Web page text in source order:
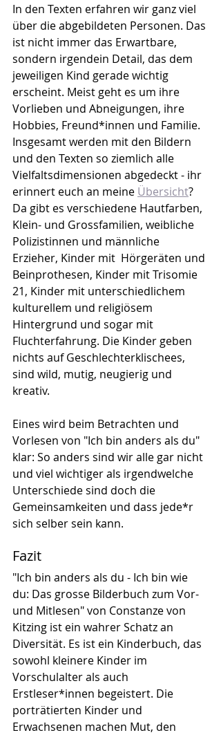
In den Texten erfahren wir ganz viel
über die abgebildeten Personen. Das
ist nicht immer das Erwartbare,
sondern irgendein Detail, das dem
jeweiligen Kind gerade wichtig
erscheint. Meist geht es um ihre
Vorlieben und Abneigungen, ihre
Hobbies, Freund*innen und Familie.
Insgesamt werden mit den Bildern
und den Texten so ziemlich alle
Vielfaltsdimensionen abgedeckt - ihr
erinnert euch an meine Übersicht?
Da gibt es verschiedene Hautfarben,
Klein- und Grossfamilien, weibliche
Polizistinnen und männliche
Erzieher, Kinder mit  Hörgeräten und
Beinprothesen, Kinder mit Trisomie
21, Kinder mit unterschiedlichem
kulturellem und religiösem
Hintergrund und sogar mit
Fluchterfahrung. Die Kinder geben
nichts auf Geschlechterklischees,
sind wild, mutig, neugierig und
kreativ.
Eines wird beim Betrachten und
Vorlesen von "Ich bin anders als du"
klar: So anders sind wir alle gar nicht
und viel wichtiger als irgendwelche
Unterschiede sind doch die
Gemeinsamkeiten und dass jede*r
sich selber sein kann.
Fazit
"Ich bin anders als du - Ich bin wie
du: Das grosse Bilderbuch zum Vor-
und Mitlesen" von Constanze von
Kitzing ist ein wahrer Schatz an
Diversität. Es ist ein Kinderbuch, das
sowohl kleinere Kinder im
Vorschulalter als auch
Erstleser*innen begeistert. Die
porträtierten Kinder und
Erwachsenen machen Mut, den